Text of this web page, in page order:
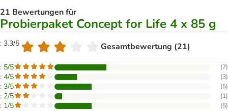
21 Bewertungen für
Probierpaket Concept for Life 4 x 85 g
: 3.3/5 Gesamtbewertung (21)
: 5/5 (7)
: 4/5 (3)
: 3/5 (5)
: 2/5 (1)
: 1/5 (5)